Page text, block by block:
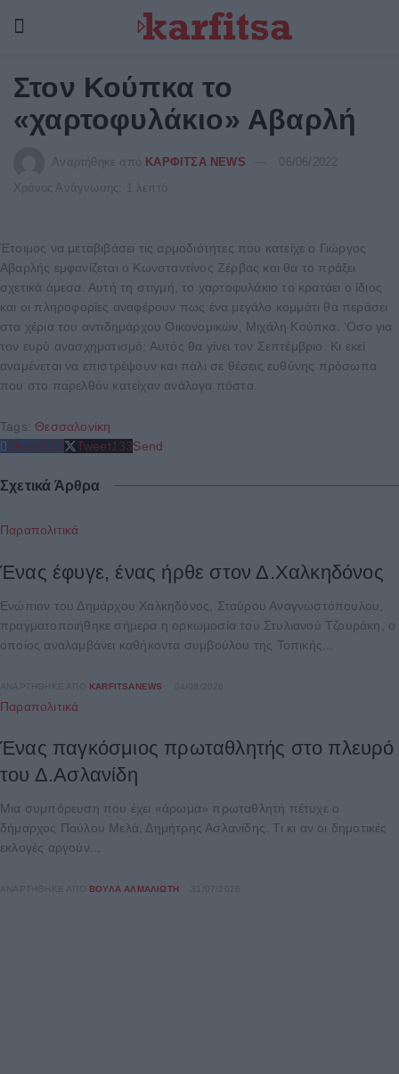
Στον Κούπκα το
«χαρτοφυλάκιο» Αβαρλή
Αναρτήθηκε από ΚΑΡΦΙΤΣΑ NEWS
06/06/2022
Χρόνος Ανάγνωσης: 1 λεπτό
Έτοιμος να μεταβιβάσει τις αρμοδιότητες που κατείχε ο Γιώργος
Αβαρλής εμφανίζεται ο Κωνσταντίνος Ζέρβας και θα το πράξει
σχετικά άμεσα. Αυτή τη στιγμή, το χαρτοφυλάκιο το κρατάει ο ίδιος
και οι πληροφορίες αναφέρουν πως ένα μεγάλο κομμάτι θα περάσει
στα χέρια του αντιδημάρχου Οικονομικών, Μιχάλη Κούπκα. ‘Οσο για
τον ευρύ ανασχηματισμό; Αυτός θα γίνει τον Σεπτέμβριο. Κι εκεί
αναμένεται να επιστρέψουν και πάλι σε θέσεις ευθύνης πρόσωπα
που στο παρελθόν κατείχαν ανάλογα πόστα.
Tags: Θεσσαλονίκη
Share212 Tweet133Send
Σχετικά Άρθρα
Παραπολιτικά
Ένας έφυγε, ένας ήρθε στον Δ.Χαλκηδόνος
Ενώπιον του Δημάρχου Χαλκηδόνος, Σταύρου Αναγνωστόπουλου,
πραγματοποιήθηκε σήμερα η ορκωμοσία του Στυλιανού Τζουράκη, ο
οποίος αναλαμβάνει καθήκοντα συμβούλου της Τοπικής...
ΑΝΑΡΤΉΘΗΚΕ ΑΠΌ KARFITSANEWS
Παραπολιτικά
Ένας παγκόσμιος πρωταθλητής στο πλευρό
του Δ.Ασλανίδη
Μια συμπόρευση που έχει «άρωμα» πρωταθλητή πέτυχε ο
δήμαρχος Παύλου Μελά, Δημήτρης Ασλανίδης. Τι κι αν οι δημοτικές
εκλογές αργούν...
ΑΝΑΡΤΉΘΗΚΕ ΑΠΌ ΒΟΎΛΑ ΑΛΜΑΛΙΏΤΗ